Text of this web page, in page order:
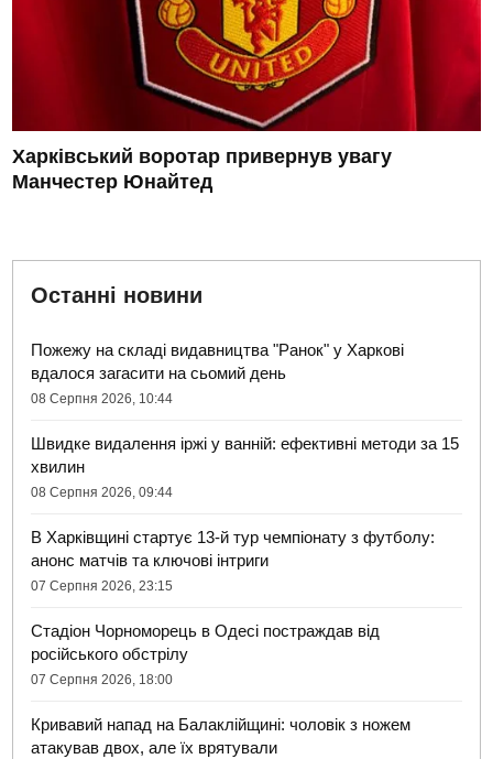
Харківський воротар привернув увагу
Манчестер Юнайтед
Останні новини
Пожежу на складі видавництва "Ранок" у Харкові
вдалося загасити на сьомий день
08 Серпня 2026, 10:44
Швидке видалення іржі у ванній: ефективні методи за 15
хвилин
08 Серпня 2026, 09:44
В Харківщині стартує 13-й тур чемпіонату з футболу:
анонс матчів та ключові інтриги
07 Серпня 2026, 23:15
Стадіон Чорноморець в Одесі постраждав від
російського обстрілу
07 Серпня 2026, 18:00
Кривавий напад на Балаклійщині: чоловік з ножем
атакував двох, але їх врятували